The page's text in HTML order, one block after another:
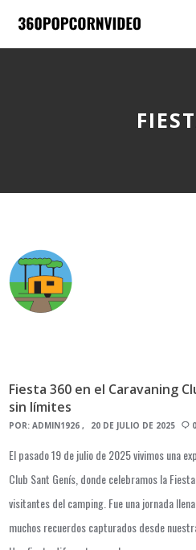
Fiesta 360 en el Caravaning
sin límites
POR:ADMIN1926 20 DE JULIO DE 2025 0
El pasado 19 de julio de 2025 vivimos una
Club Sant Genís, donde celebramos la
visitantes del camping. Fue una jornada
muchos recuerdos capturados desde